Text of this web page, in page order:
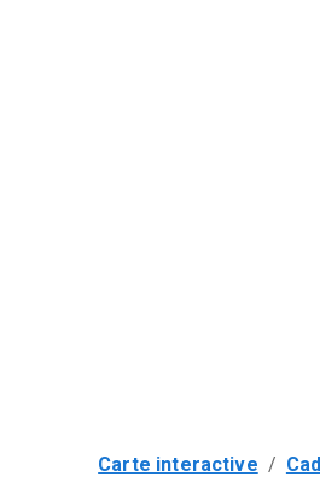
Carte interactive /